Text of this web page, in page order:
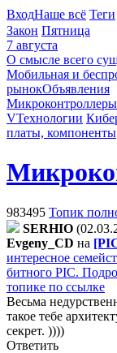
ВходНаше всё Теги
Закон Пятница
7 августа
О смысле всего
Мобильная и
рынокОбъявления
Микроконтроллеры
VТехнологии
платы, компоненты
983495 Топик
SERHIO
Evgeny_CD на
интересное
битного PIC.
топике по ссылке
Весьма
такое тебе
секрет. ))))
Ответить